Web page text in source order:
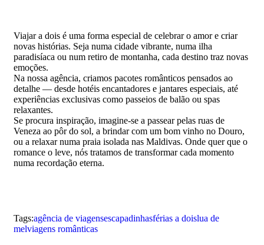
Viajar a dois é uma forma especial de celebrar o amor e criar
novas histórias. Seja numa cidade vibrante, numa ilha
paradisíaca ou num retiro de montanha, cada destino traz novas
emoções.
Na nossa agência, criamos pacotes românticos pensados ao
detalhe — desde hotéis encantadores e jantares especiais, até
experiências exclusivas como passeios de balão ou spas
relaxantes.
Se procura inspiração, imagine-se a passear pelas ruas de
Veneza ao pôr do sol, a brindar com um bom vinho no Douro,
ou a relaxar numa praia isolada nas Maldivas. Onde quer que o
romance o leve, nós tratamos de transformar cada momento
numa recordação eterna.
Tags:agência de viagensescapadinhasférias a doislua de
melviagens românticas